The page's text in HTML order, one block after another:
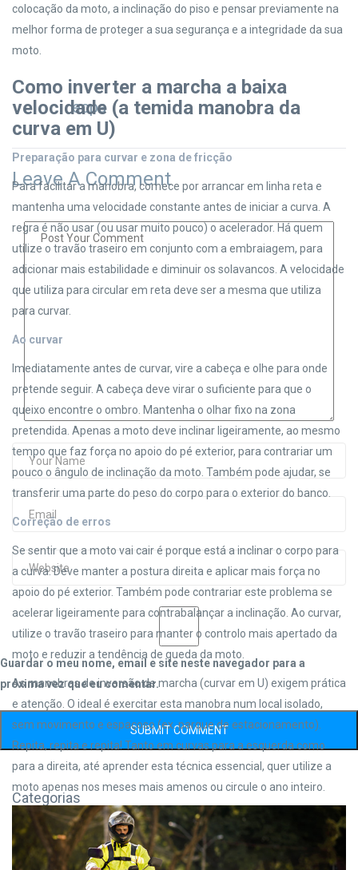
colocação da moto, a inclinação do piso e pensar previamente na
melhor forma de proteger a sua segurança e a integridade da sua
moto.
Como inverter a marcha a baixa
velocidade (a temida manobra da
curva em U)
Preparação para curvar e zona de fricção
Para facilitar a manobra, comece por arrancar em linha reta e
mantenha uma velocidade constante antes de iniciar a curva. A
regra é não usar (ou usar muito pouco) o acelerador. Há quem
utilize o travão traseiro em conjunto com a embraiagem, para
adicionar mais estabilidade e diminuir os solavancos. A velocidade
que utiliza para circular em reta deve ser a mesma que utiliza
para curvar.
Ao curvar
Imediatamente antes de curvar, vire a cabeça e olhe para onde
pretende seguir. A cabeça deve virar o suficiente para que o
queixo encontre o ombro. Mantenha o olhar fixo na zona
pretendida. Apenas a moto deve inclinar ligeiramente, ao mesmo
tempo que faz força no apoio do pé exterior, para contrariar um
pouco o ângulo de inclinação da moto. Também pode ajudar, se
transferir uma parte do peso do corpo para o exterior do banco.
Correção de erros
Se sentir que a moto vai cair é porque está a inclinar o corpo para
a curva. Deve manter a postura direita e aplicar mais força no
apoio do pé exterior. Também pode contrariar este problema se
acelerar ligeiramente para contrabalançar a inclinação. Ao curvar,
utilize o travão traseiro para manter o controlo mais apertado da
moto e reduzir a tendência de queda da moto.
As manobras de inversão de marcha (curvar em U) exigem prática
e atenção. O ideal é exercitar esta manobra num local isolado,
sem movimento e espaçoso (ex. parque de estacionamento).
Repita, repita e repita! Tanto em curvas para a esquerda como
para a direita, até aprender esta técnica essencial, quer utilize a
moto apenas nos meses mais amenos ou circule o ano inteiro.
ecpa
Leave A Comment
Guardar o meu nome, email e site neste navegador para a
próxima vez que eu comentar.
Categorias
Dicas para 2 Rodas